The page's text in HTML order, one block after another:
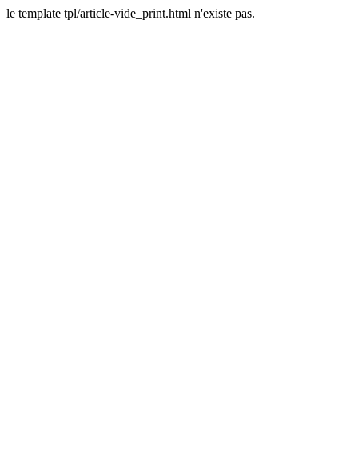
le template tpl/article-vide_print.html n'existe pas.